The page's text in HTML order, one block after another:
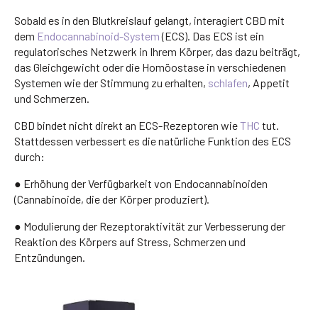
Sobald es in den Blutkreislauf gelangt, interagiert CBD mit
dem Endocannabinoid-System(ECS). Das ECS ist ein
regulatorisches Netzwerk in Ihrem Körper, das dazu beiträgt,
das Gleichgewicht oder die Homöostase in verschiedenen
Systemen wie der Stimmung zu erhalten, schlafen, Appetit
und Schmerzen.
CBD bindet nicht direkt an ECS-Rezeptoren wieTHC tut.
Stattdessen verbessert es die natürliche Funktion des ECS
durch:
● Erhöhung der Verfügbarkeit von Endocannabinoiden
(Cannabinoide, die der Körper produziert).
● Modulierung der Rezeptoraktivität zur Verbesserung der
Reaktion des Körpers auf Stress, Schmerzen und
Entzündungen.